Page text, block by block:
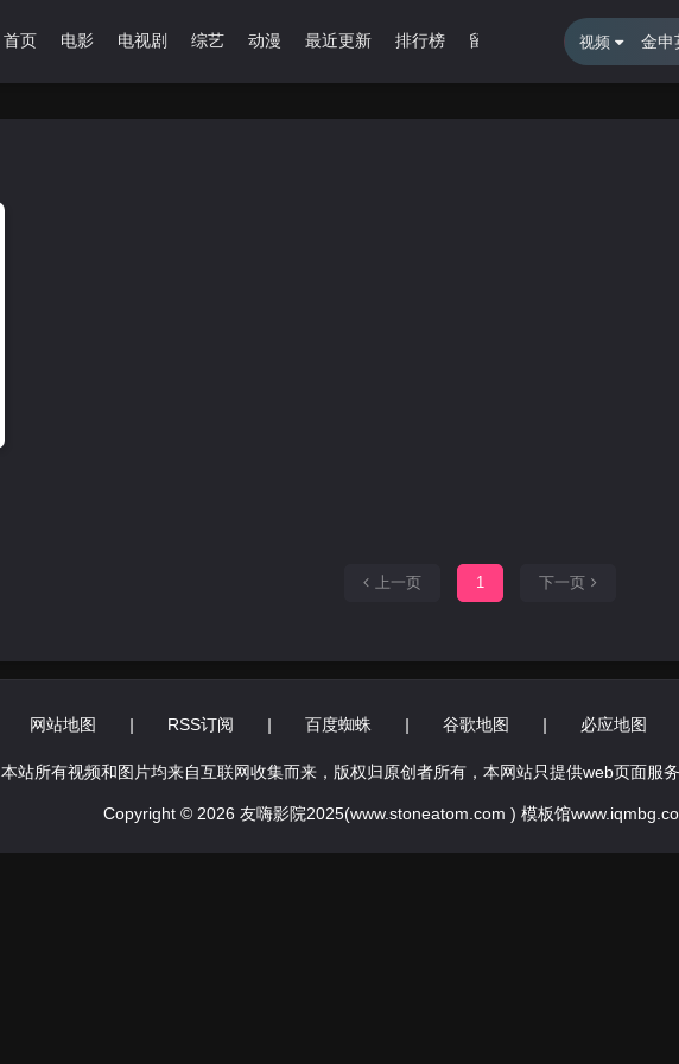
首页 电影 电视剧 综艺 动漫 最近更新 排行榜 留言报错 视频
上一页 1 下一页
网站地图 | RSS订阅 | 百度蜘蛛 | 谷歌地图 | 必应地图
本站所有视频和图片均来自互联网收集而来，版权归原创者所有，本网站只提供web页面服
Copyright © 2026 友嗨影院2025(www.stoneatom.com ) 模板馆